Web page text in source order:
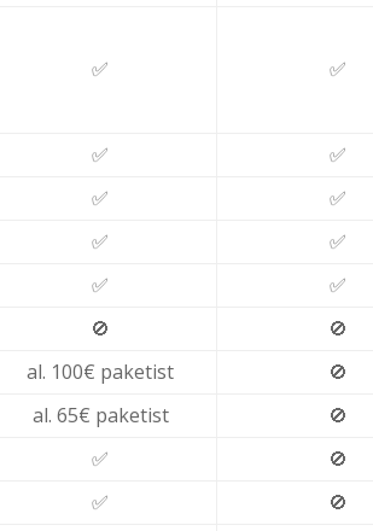
✅ ✅
✅
✅
✅
✅
✅
✅
✅
✅
🚫
🚫
al. 100€ paketist
🚫
al. 65€ paketist
🚫
✅
🚫
✅
🚫